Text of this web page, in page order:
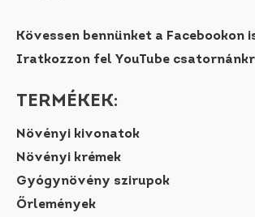
Kövessen bennünket a Facebookon
Iratkozzon fel YouTube
TERMÉKEK:
Növényi kivonatok
Növényi krémek
Gyógynövény szirupok
Őrlemények